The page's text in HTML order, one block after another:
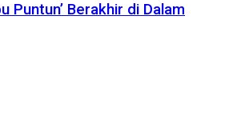
Puntun’ Berakhir di Dalam